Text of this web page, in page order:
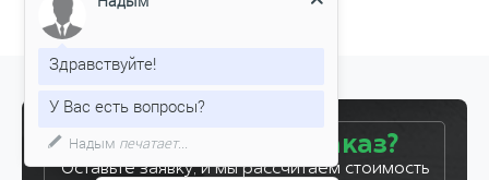
Готовы сделать заказ?
Оставьте заявку, и мы рассчитаем стоимость
Здравствуйте!
У Вас есть вопросы?
Надым печатает...